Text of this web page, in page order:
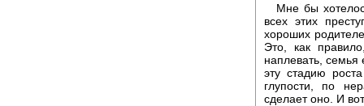
Мне бы
всех этих
хороших
Это, как
наплевать,
эту стадию
глупости, по
сделает оно. И